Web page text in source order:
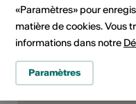
«Paramètres» pour
matière de cookies. Vous
informations dans notre
Paramètres